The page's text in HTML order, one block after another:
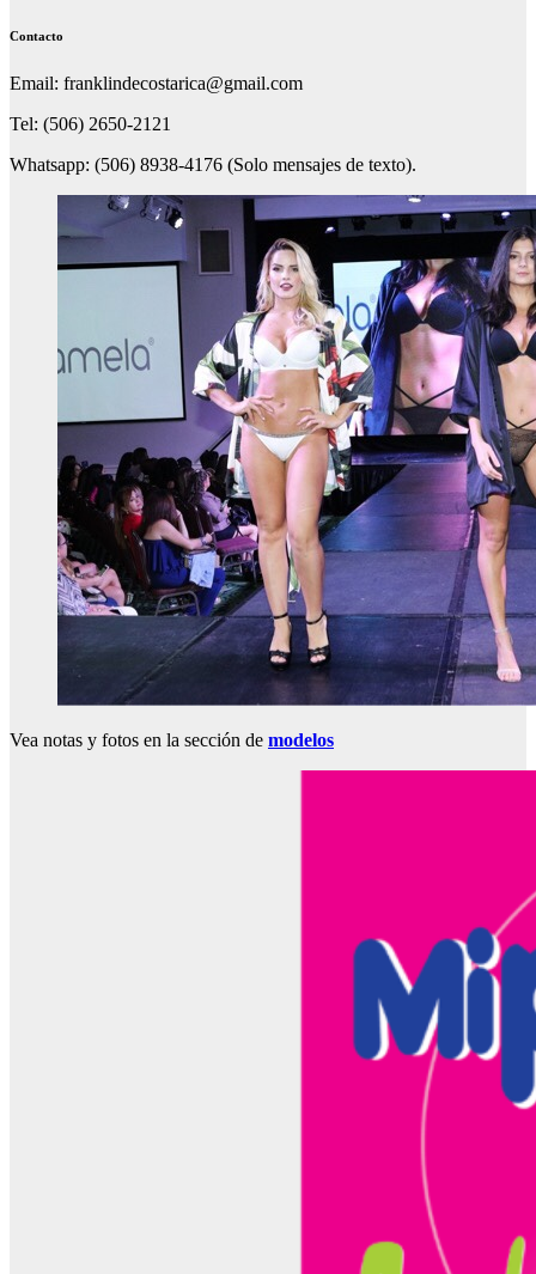
Contacto
Email: franklindecostarica@gmail.com
Tel: (506) 2650-2121
Whatsapp: (506) 8938-4176 (Solo mensajes de texto).
Vea notas y fotos en la sección de modelos